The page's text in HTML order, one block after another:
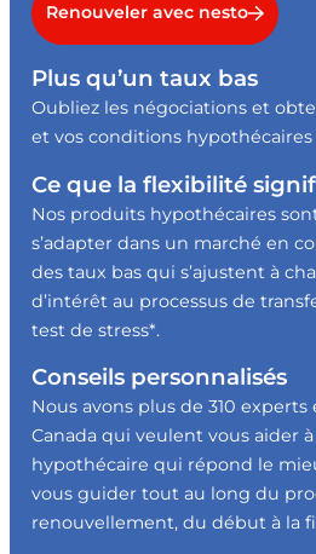
Renouveler avec nesto
Plus qu’un taux bas
Oubliez les négociations et
et vos conditions
Ce que la flexibilité
Nos produits hypothécaires
s’adapter dans un marché en
des taux bas qui s’ajustent à
d’intérêt au processus de
test de stress*.
Conseils personnalisés
Nous avons plus de 310
Canada qui veulent vous aider
hypothécaire qui répond le
vous guider tout au long du
renouvellement, du début à la